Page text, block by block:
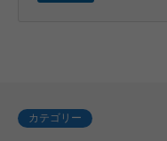
カテゴリー